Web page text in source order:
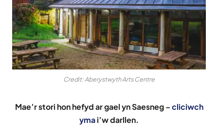
Credit: Aberystwyth Arts Centre
Mae’r stori hon hefyd ar gael yn Saesneg –cliciwch
ymai’w darllen.